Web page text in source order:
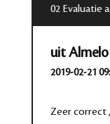
02 Evaluatie
uit Almelo
2019-02-21
Zeer correct